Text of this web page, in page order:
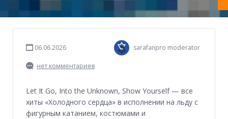
06.06.2026 sarafanpro moderator
нет комментариев
Let It Go, Into the Unknown, Show Yourself — все
хиты «Холодного сердца» в исполнении на льду с
фигурным катанием, костюмами и